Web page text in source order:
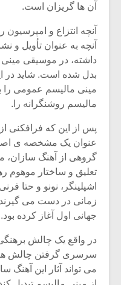
آن ها گریزان است.
آنچه انتزاع و
آنچه به عنوان تأویل و
داشته، در موسیقی
بدل شده است. شاید در
مینی مالیسم عمومی را
مالیسم روشنگرانه را.
عنوان یک مشخصه ی
گروهی از آهنگ سازان،
تعلیق و ساختار موهوم
اشپلینگر، نونو و حتا
زمانی در دست می
جهانی اول آغاز کرده بود.
در واقع یک چالش
سرسری گرفتن چالش
می تواند آثار این